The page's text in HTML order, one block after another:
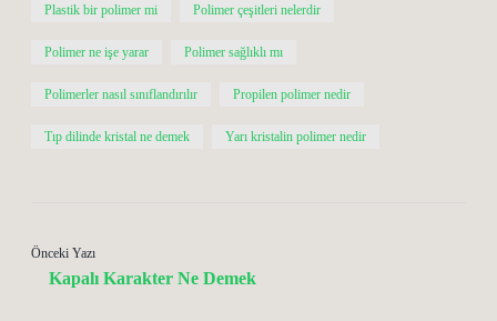
Plastik bir polimer mi Polimer çeşitleri nelerdir
Polimer ne işe yarar Polimer sağlıklı mı
Polimerler nasıl sınıflandırılır Propilen polimer nedir
Tıp dilinde kristal ne demek Yarı kristalin polimer nedir
Önceki Yazı
Kapalı Karakter Ne Demek